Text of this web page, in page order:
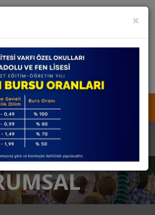
TEMSİLCİSİNE ULAŞIN
MEDYA KVKK
×